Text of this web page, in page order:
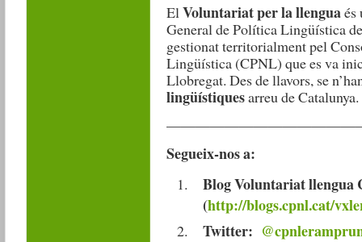
ElVoluntariat per la llenguaés
General de Política Lingüística
gestionat territorialment pel
Lingüística (CPNL) que es va
Llobregat. Des de llavors, se
lingüístiquesarreu de Catalunya.
Segueix-nos a:
Blog Voluntariat llengua
(http://blogs.cpnl.cat/
Twitter: